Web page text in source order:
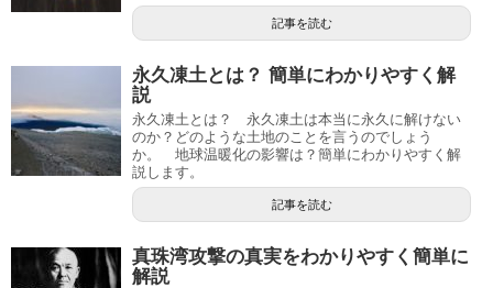
記事を読む
永久凍土とは？ 簡単にわかりやすく解
説
永久凍土とは？ 永久凍土は本当に永久に解けない
のか？どのような土地のことを言うのでしょう
か。 地球温暖化の影響は？簡単にわかりやすく解
説します。
記事を読む
真珠湾攻撃の真実をわかりやすく簡単に
解説